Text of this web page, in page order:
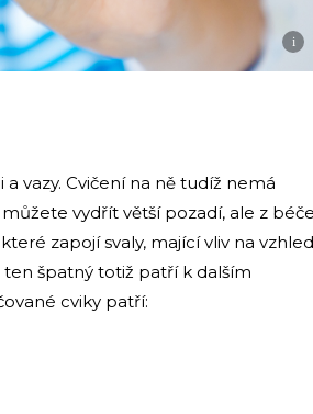
i
vazy. Cvičení na ně tudíž nemá
vydřít větší pozadí, ale z
které zapojí svaly, mající vliv na vzhled
špatný totiž patří k dalším
cviky patří: